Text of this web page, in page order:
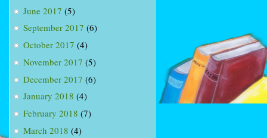
June 2017 (5)
September 2017 (6)
October 2017 (4)
November 2017 (5)
December 2017 (6)
January 2018 (4)
February 2018 (7)
March 2018 (4)